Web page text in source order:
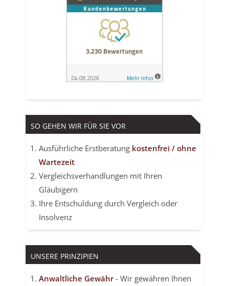
SO GEHEN WIR FÜR SIE VOR
Ausführliche Erstberatung kostenfrei / ohne
Wartezeit
Vergleichsverhandlungen mit Ihren
Gläubigern
Ihre Entschuldung durch Vergleich oder
Insolvenz
UNSERE PRINZIPIEN
Anwaltliche Gewähr- Wir gewähren Ihnen